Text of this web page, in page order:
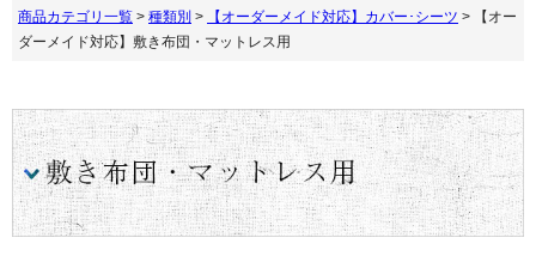
商品カテゴリ一覧 > 種類別 > 【オーダーメイド対応】カバー･シーツ > 【オー
ダーメイド対応】敷き布団・マットレス用